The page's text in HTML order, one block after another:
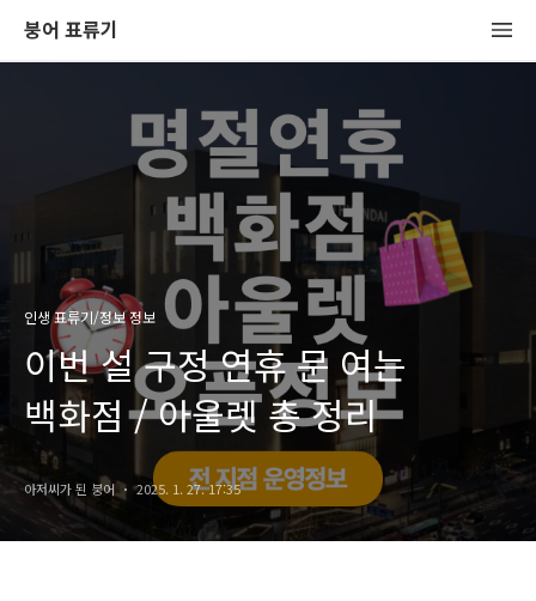
붕어 표류기
인생 표류기/정보 정보
이번 설 구정 연휴 문 여는
백화점 / 아울렛 총 정리
아저씨가 된 붕어 2025. 1. 27. 17:35